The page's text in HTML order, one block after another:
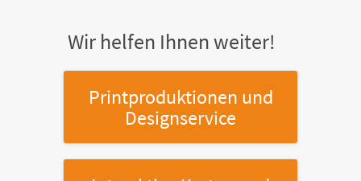
Wir helfen Ihnen weiter!
Printproduktionen und
Designservice